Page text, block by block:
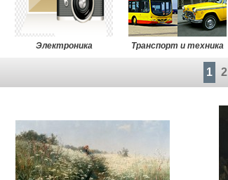
Электроника Транспорт и техника
1 2